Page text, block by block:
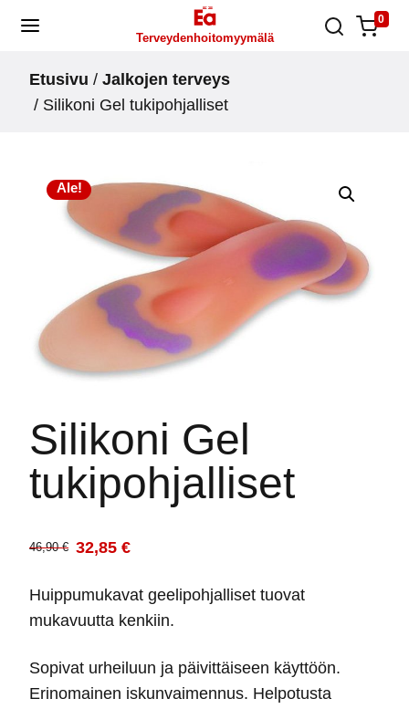
Skip
Terveydenhoitomyymälä
0
Etusivu / Jalkojen terveys
/ Silikoni Gel tukipohjalliset
Ale!
Silikoni Gel
tukipohjalliset
46,90€
Alkuperäinen
hinta
32,85 €
Nykyinen
hinta
Huippumukavat geelipohjalliset tuovat
mukavuutta kenkiin.
Sopivat urheiluun ja päivittäiseen käyttöön.
Erinomainen iskunvaimennus. Helpotusta